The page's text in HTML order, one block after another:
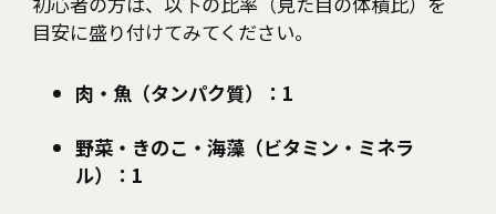
目安に盛り付けてみてください。
肉・魚（タンパク質）：1
野菜・きのこ・海藻（ビタミン・ミネラ
ル）：1